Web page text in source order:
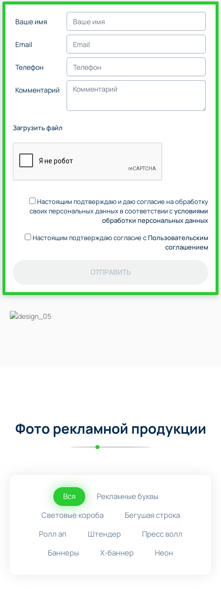
Ваше имя
Email
Телефон
Комментарий
Загрузить файл
Настоящим подтверждаю и даю согласие на обработку
своих персональных данных в соответствии сусловиями
обработки персональных данных
Настоящим подтверждаю согласие сПользовательским
соглашением
ОТПРАВИТЬ
Фото рекламной продукции
Вся
Рекламные буквы
Световые короба
Бегушая строка
Ролл ап
Штендер
Пресс волл
Баннеры
X-баннер Неон